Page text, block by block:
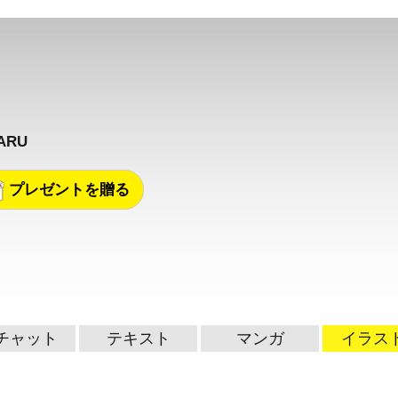
プレゼントを贈る
ャット テキスト マンガ イラス